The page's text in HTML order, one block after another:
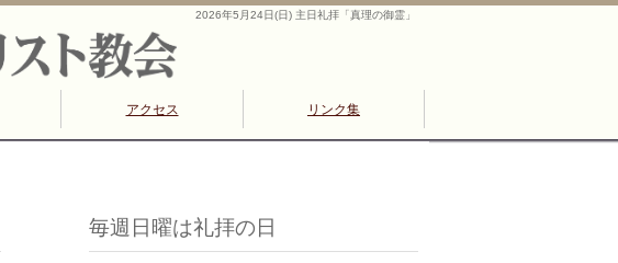
2026年5月24日(日) 主日礼拝「真理の御霊」
アクセス リンク集
毎週日曜は礼拝の日